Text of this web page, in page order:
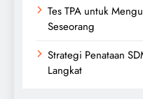
Tes TPA untuk
Seseorang
Strategi Penataan
Langkat